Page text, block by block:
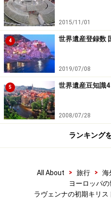
この頃ラヴェンナはランゴ
後フランク王国が奪還して
皇領となっており、イコノ
きた。こうしてラヴェンナ
に残す「モザイクの都」と
※記事内容は執筆時点のもので
※海外を訪れる際には最新情報の
ホームページ」を確認するなど
1
2015/11/01
4 世界遺産登録数
2019/07/08
5 世界遺産豆知識
2008/07/28
ランキング
All About > 旅行 > 海
ヨーロッパ
ラヴェンナの初期キリ